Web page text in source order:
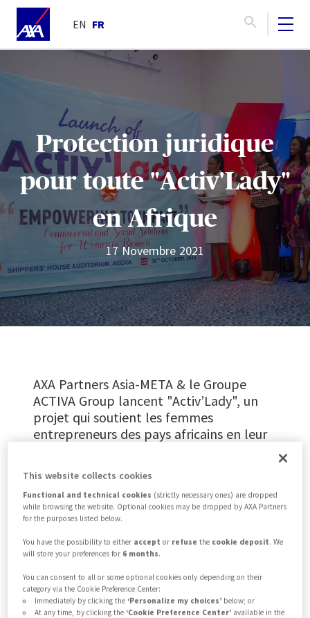
EN FR
Protection juridique
pour toute "Activ'Lady"
en Afrique
17 Novembre 2021
AXA Partners Asia-META & le Groupe
ACTIVA Group lancent "Activ’Lady", un
projet qui soutient les femmes
entrepreneurs des pays africains en leur
complète comprenant une protection
juridique.
En Afrique, les femmes représentent
50 % de la population totale et
produisent 62 % des actifs économiques,
mais 23 % des filles ne reçoivent pas
This website collects cookies
Functional and technical cookies (strictly necessary ones) are dropped
while browsing the website. Optional cookies may be dropped by AXA Partners
for the purposes listed below.
You have the possibility to either accept or refuse the cookie deposit. We
will store your preferences for 6 months.
You can consent to all or some optional cookies only depending on their
category via the Cookie Preference Center:
Immediately by clicking the ‘Personalize my choices’below; or
At any time, by clicking the ‘Cookie Preference Center’available in the